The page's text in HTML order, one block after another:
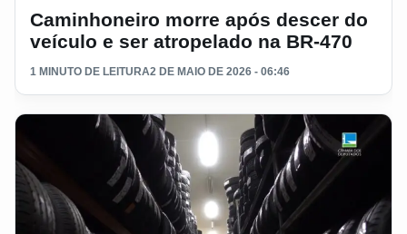
Caminhoneiro morre após descer do
veículo e ser atropelado na BR-470
1 MINUTO DE LEITURA2 DE MAIO DE 2026 - 06:46